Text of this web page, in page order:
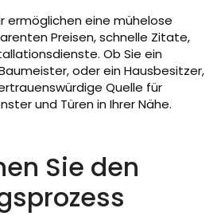
ermöglichen eine mühelose
Preisen, schnelle Zitate,
Ob Sie ein
oder ein Hausbesitzer,
Quelle für
und Türen in Ihrer Nähe.
Sie den